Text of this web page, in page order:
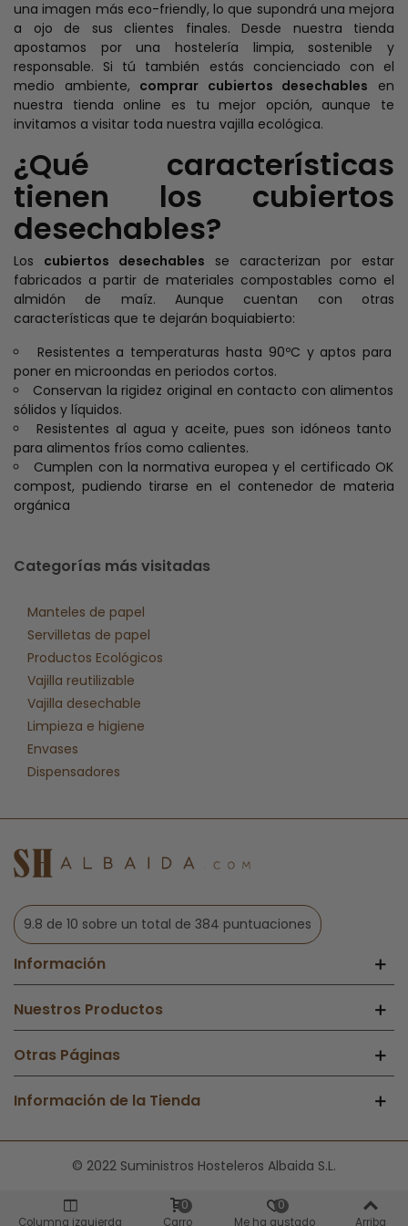
una imagen más eco-friendly, lo que supondrá una mejora
a ojo de sus clientes finales. Desde nuestra tienda
apostamos por una hostelería limpia, sostenible y
responsable. Si tú también estás concienciado con el
medio ambiente, comprar cubiertos desechables en
nuestra tienda online es tu mejor opción, aunque te
invitamos a visitar toda nuestra vajilla ecológica.
¿Qué características
tienen los cubiertos
desechables?
Los cubiertos desechables se caracterizan por estar
fabricados a partir de materiales compostables como el
almidón de maíz. Aunque cuentan con otras
características que te dejarán boquiabierto:
Resistentes a temperaturas hasta 90ºC y aptos para
poner en microondas en periodos cortos.
Conservan la rigidez original en contacto con alimentos
sólidos y líquidos.
Resistentes al agua y aceite, pues son idóneos tanto
para alimentos fríos como calientes.
Cumplen con la normativa europea y el certificado OK
compost, pudiendo tirarse en el contenedor de materia
orgánica
Categorías más visitadas
Manteles de papel
Servilletas de papel
Productos Ecológicos
Vajilla reutilizable
Vajilla desechable
Limpieza e higiene
Envases
Dispensadores
9.8 de 10 sobre un total de 384 puntuaciones
Información
Nuestros Productos
Otras Páginas
Información de la Tienda
© 2022 Suministros Hosteleros Albaida S.L.
Columna izquierda Carro
0
Me ha gustado
0
Arriba